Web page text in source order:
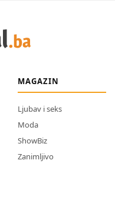
MAGAZIN
Ljubav i seks
Moda
ShowBiz
Zanimljivo